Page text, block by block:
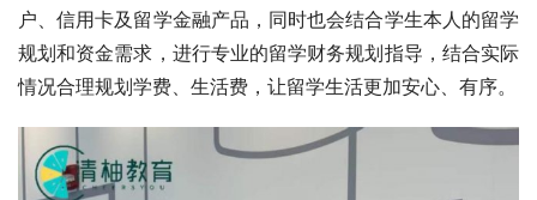
户、信用卡及留学金融产品，同时也会结合学生本人的留学
规划和资金需求，进行专业的留学财务规划指导，结合实际
情况合理规划学费、生活费，让留学生活更加安心、有序。